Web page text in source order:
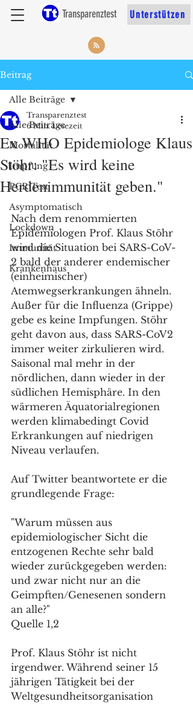
Unterstützen
Transparenztest
Beitrag
Alle Beiträge
Mortalität
Impfung
PCR Test
Asymptomatisch
Lockdown
Immunität
Krankenhaus
Alle Beiträge
Ex WHO Epidemiologe Klaus
Stöhr: "Es wird keine
Herdenimmunität geben."
Transparenztest
6 Min. Lesezeit
Nach dem renommierten
Epidemiologen Prof. Klaus Stöhr
wird die Situation bei SARS-CoV-
2 bald der anderer endemischer
(einheimischer)
Atemwegserkrankungen ähneln.
Außer für die Influenza (Grippe)
gebe es keine Impfungen. Stöhr
geht davon aus, dass SARS-CoV2
immer weiter zirkulieren wird.
Saisonal mal mehr in der
nördlichen, dann wieder in der
südlichen Hemisphäre. In den
wärmeren Äquatorialregionen
werden klimabedingt Covid
Erkrankungen auf niedrigen
Niveau verlaufen.
Auf Twitter beantwortete er die
grundlegende Frage:
"Warum müssen aus
epidemiologischer Sicht die
entzogenen Rechte sehr bald
wieder zurückgegeben werden:
und zwar nicht nur an die
Geimpften/Genesenen sondern
an alle?"
Quelle 1,2
Prof. Klaus Stöhr ist nicht
irgendwer. Während seiner 15
jährigen Tätigkeit bei der
Weltgesundheitsorganisation